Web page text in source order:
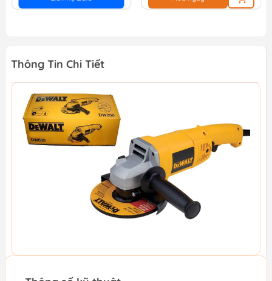
Thông Tin Chi Tiết